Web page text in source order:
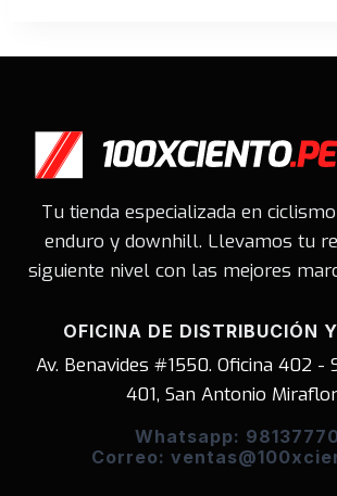
Tu tienda especializada en
enduro y downhill. Llevamos tu
siguiente nivel con las mejores
OFICINA DE DISTRIBUCIÓN
Av. Benavides #1550. Oficina 402 -
401, San Antonio
Whatsapp:
Correo: